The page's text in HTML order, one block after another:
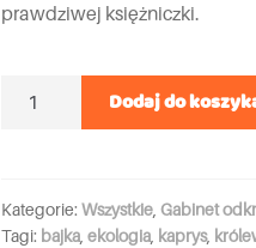
prawdziwej księżniczki.
Dodaj do
Kategorie: Wszystkie, Gabinet
Tagi: bajka, ekologia, kaprys,